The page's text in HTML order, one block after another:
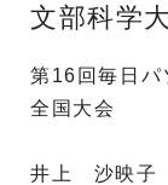
文部科学
第16回毎日パ
全国大会
井上 沙映子